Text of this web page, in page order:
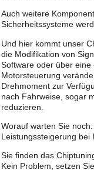
Auch weitere
Sicherheitssysteme
Und hier kommt unser
die Modifikation von
Software oder über
Motorsteuerung
Drehmoment zur
nach Fahrweise, sogar
reduzieren.
Worauf warten Sie
Leistungssteigerung bei
Sie finden das
Kein Problem, setzen